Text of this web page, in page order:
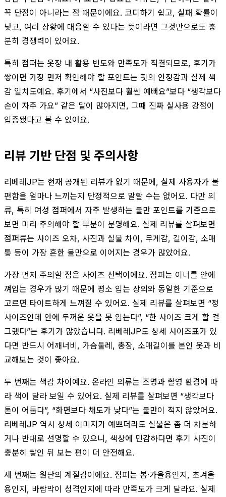
꼭 단점이 아니라는 점 때문이에요. 코디하기 쉽고, 실패 확률이
낮고, 여러 상황에 대응할 수 있다는 뜻이라면 그것만으로도 충
분히 경쟁력이 있어요.
특히 점퍼는 옷장 내 활용 빈도와 만족도가 직결되므로, 후기가
쌓이면 가장 먼저 확인해야 할 포인트는 핏의 안정감과 실제 색
감 일치도예요. 후기에서 “사진보다 훨씬 예뻐요”보다 “생각보다
손이 자주 가요” 같은 말이 많아지면, 그때 진짜 실사용 강점이
입증됐다고 볼 수 있어요.
리뷰 기반 단점 및 주의사항
리베레JP는 현재 공개된 리뷰가 없기 때문에, 실제 사용자가 불
편함을 얼마나 느끼는지 단정적으로 말할 수는 없어요. 다만 의
류, 특히 여성 점퍼에서 자주 발생하는 불만 포인트를 기준으로
보면 미리 주의해야 할 부분이 분명해요. 실제 리뷰를 살펴보면
점퍼류는 사이즈 오차, 사진과 실물 차이, 무게감, 길이감, 소매
통 등이 가장 흔한 불만으로 이어지는 경우가 많았어요.
가장 먼저 주의할 점은 사이즈 선택이에요. 점퍼는 이너를 안에
껴입는 경우가 많기 때문에 평소 입는 상의와 동일한 기준으로
고르면 타이트하게 느껴질 수 있어요. 실제 리뷰를 살펴보면 “정
사이즈인데 안에 두꺼운 옷을 못 입는다”, “한 사이즈 크게 할 걸
그랬다”는 후기가 많았습니다. 리베레JP도 상세 사이즈표가 있
다면 반드시 어깨너비, 가슴둘레, 총장, 소매길이를 본인 옷과 비
교해보는 것이 좋아요.
두 번째는 색감 차이예요. 온라인 의류는 조명과 촬영 환경에 따
라 색이 달라 보일 수 있어요. 실제 리뷰를 살펴보면 “생각보다
톤이 어둡다”, “화면보다 채도가 낮다”는 불만이 적지 않았어요.
리베레JP 역시 상세 이미지가 예쁘더라도 실물은 좀 더 차분하
거나 반대로 선명할 수 있으니, 색상에 민감하다면 후기 사진이
충분히 쌓인 뒤 보는 편이 더 안전해요.
세 번째는 원단의 계절감이에요. 점퍼는 봄·가을용인지, 초겨울
용인지, 바람막이 성격인지에 따라 만족도가 크게 달라요. 실제